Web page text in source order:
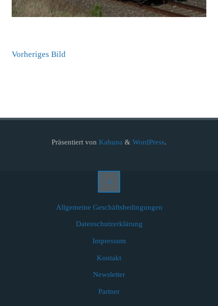
Vorheriges Bild
Präsentiert von Kahuna & WordPress.
Allgemeine Geschäftsbedingungen
Datenschutzerklärung
Impressum
Kontakt
Newsletter
Partner